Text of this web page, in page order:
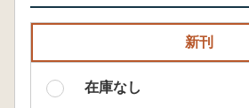
新刊
在庫なし